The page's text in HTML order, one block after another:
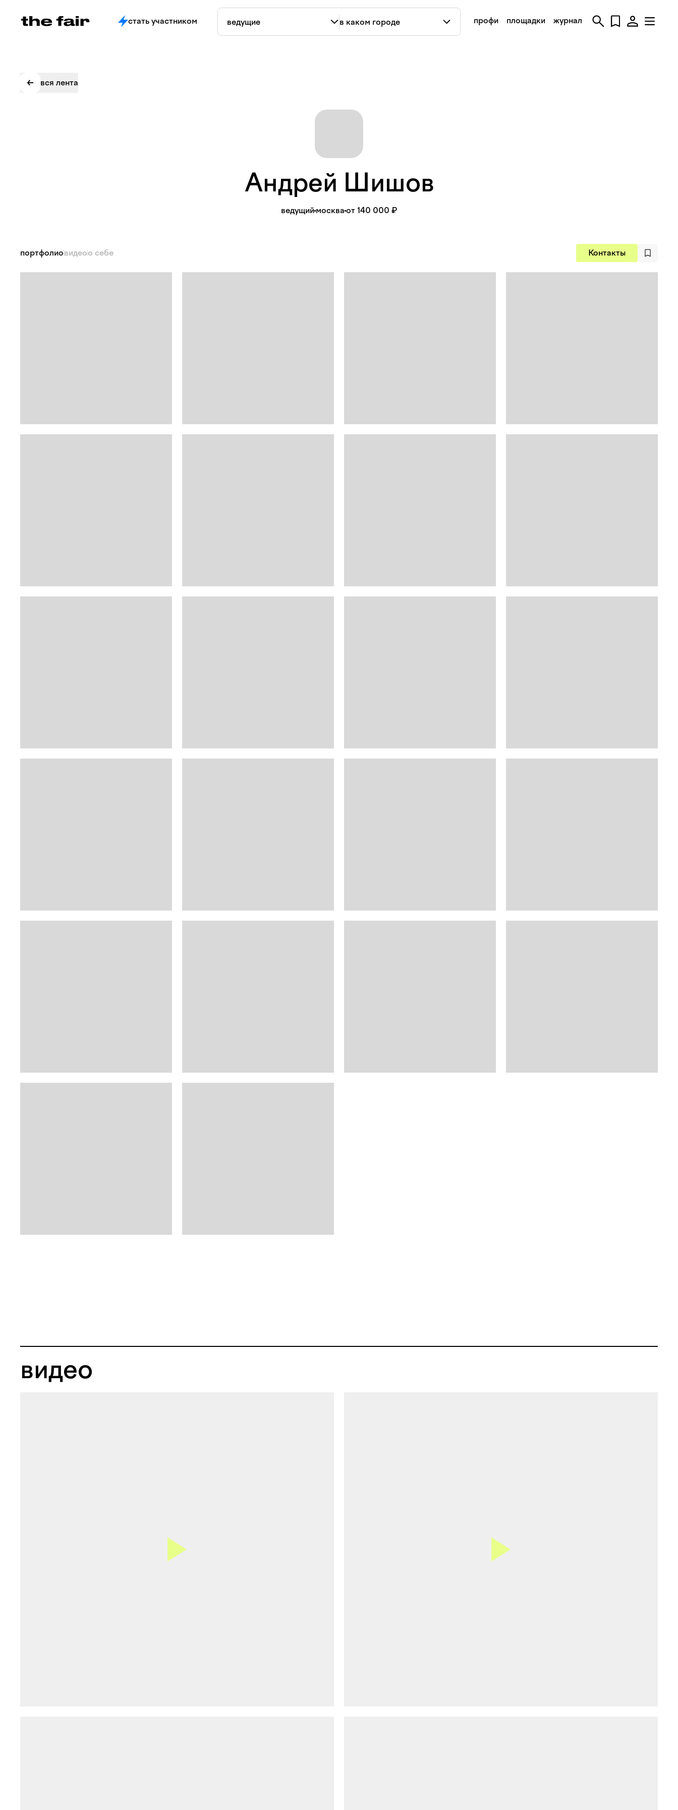
профи площадки журнал
стать участником
вся лента
Андрей Шишов
ведущий москва от 140 000 ₽
портфолиовидеоо себе Контакты
видео